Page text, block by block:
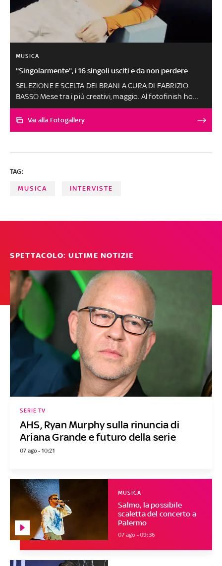
MUSICA
"Singolarmente", i 16 singoli usciti e da non perdere
SELEZIONE E SCELTA DEI BRANI A CURA DI FABRIZIO
BASSO Mese tra i più creativi, maggio. Al fotofinish ho
premiato, anche per il suo percorso artistico, Anna Carol
con 'Colla', una canzone in cui emerge l'anima ironica
speciali per l'effervescente Gaia Gentile, la visionaria
canzoni, scelte tra oltre 250 ascolti, sono al secondo
Vai alla Fotogallery
TAG:
MUSICA INTERVISTE
SPETTACOLO: ULTIME NOTIZIE
AHS, Ryan Murphy sulla rinuncia di
Ariana Grande e futuro della serie
SERIE TV
07 ago - 10:21
Salmo, la possibile
scaletta del concerto a
Palermo
MUSICA
07 ago - 09:36